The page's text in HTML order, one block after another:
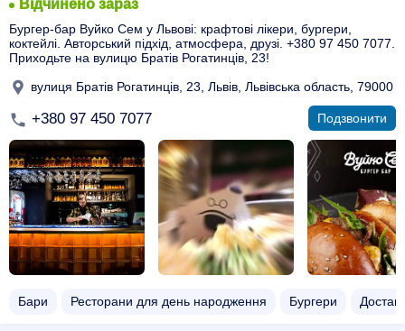
Відчинено зараз
Бургер-бар Вуйко Сем у Львові: крафтові лікери, бургери,
коктейлі. Авторський підхід, атмосфера, друзі. +380 97 450 7077.
Приходьте на вулицю Братів Рогатинців, 23!
вулиця Братів Рогатинців, 23, Львів, Львівська область, 79000
+380 97 450 7077 Подзвонити
Бари Ресторани для день народження Бургери